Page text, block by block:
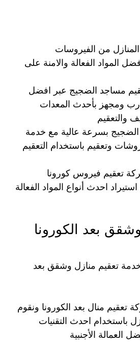
من الفيروسات
المواد الفعالة والامنة على
مساجد الضجيج عبر افضل
ومجهز بأحدث المعدات
والتعقيم
الضجيج بسرعة عالية مع خدمة
وتعقيم باستخدام التعقيم
تعقيم فيروس كورونا
احدث أنواع المواد الفعالة
بعد الكورونا
تعقيم منازل وشقق بعد
منال بعد الكورونا ونقوم
باستخدام احدث التقنيات
العمالة الأجنبية